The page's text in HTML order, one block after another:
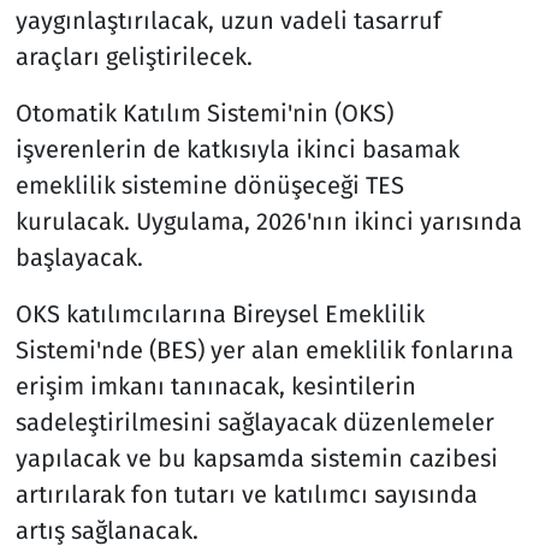
yaygınlaştırılacak, uzun vadeli tasarruf
araçları geliştirilecek.
Otomatik Katılım Sistemi'nin (OKS)
işverenlerin de katkısıyla ikinci basamak
emeklilik sistemine dönüşeceği TES
kurulacak. Uygulama, 2026'nın ikinci yarısında
başlayacak.
OKS katılımcılarına Bireysel Emeklilik
Sistemi'nde (BES) yer alan emeklilik fonlarına
erişim imkanı tanınacak, kesintilerin
sadeleştirilmesini sağlayacak düzenlemeler
yapılacak ve bu kapsamda sistemin cazibesi
artırılarak fon tutarı ve katılımcı sayısında
artış sağlanacak.